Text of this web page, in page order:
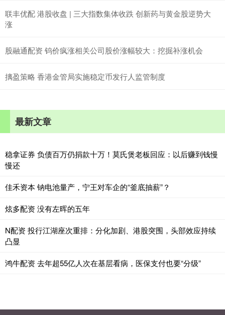
联丰优配 港股收盘 | 三大指数集体收跌 创新药与黄金股逆势大
涨
股融通配资 钨价疯涨相关公司股价涨幅较大：挖掘补涨机会
摛盈策略 香港金管局实施稳定币发行人监管制度
最新文章
稳拿证券 负债百万仍捐款十万！莫氏煲老板回应：以后赚到钱慢
慢还
佳禾资本 钠电池量产，宁王对车企的“釜底抽薪”？
炫多配资 没有左晖的五年
N配资 投行江湖座次重排：分化加剧、港股突围，头部效应持续
凸显
鸿牛配资 去年超55亿人次在基层看病，医保支付也要“分级”